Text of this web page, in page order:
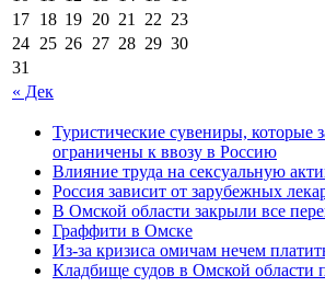
« Дек
17 18 19 20 21 22 23
24 25 26 27 28 29 30
31
Туристические сувениры, которые
ограничены к ввозу в Россию
Влияние труда на сексуальную
Россия зависит от зарубежных
В Омской области закрыли все
Граффити в Омске
Из-за кризиса омичам нечем
Кладбище судов в Омской области